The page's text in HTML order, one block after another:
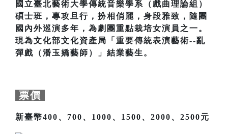
國立臺北藝術大學傳統音樂學系（戲曲理論組）
碩士班，專攻旦行，扮相俏麗，身段雅致，隨團
國內外巡演多年，為劇團重點栽培女演員之一。
現為文化部文化資產局「重要傳統表演藝術--亂
彈戲（潘玉嬌藝師）」結業藝生。
票價
新臺幣400、700、1000、1500、2000、2500元